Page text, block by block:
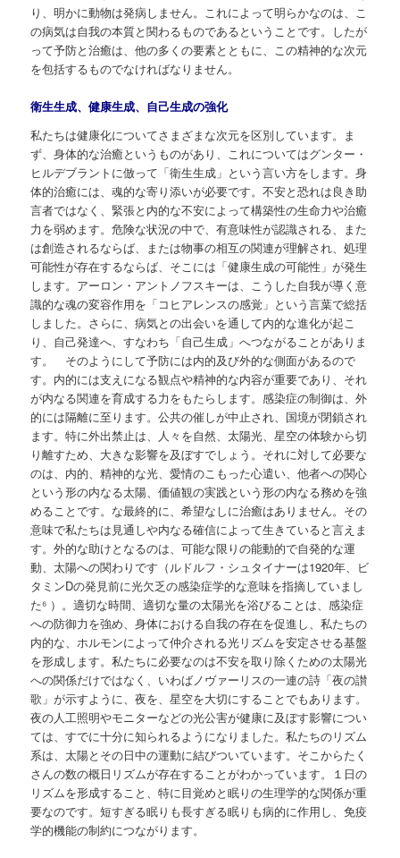
り、明かに動物は発病しません。これによって明らかなのは、こ
の病気は自我の本質と関わるものであるということです。したが
って予防と治癒は、他の多くの要素とともに、この精神的な次元
を包括するものでなければなりません。
衛生生成、健康生成、自己生成の強化
私たちは健康化についてさまざまな次元を区別しています。ま
ず、身体的な治癒というものがあり、これについてはグンター・
ヒルデブラントに倣って「衛生生成」という言い方をします。身
体的治癒には、魂的な寄り添いが必要です。不安と恐れは良き助
言者ではなく、緊張と内的な不安によって構築性の生命力や治癒
力を弱めます。危険な状況の中で、有意味性が認識される、また
は創造されるならば、または物事の相互の関連が理解され、処理
可能性が存在するならば、そこには「健康生成の可能性」が発生
します。アーロン・アントノフスキーは、こうした自我が導く意
識的な魂の変容作用を「コヒアレンスの感覚」という言葉で総括
しました。さらに、病気との出会いを通して内的な進化が起こ
り、自己発達へ、すなわち「自己生成」へつながることがありま
す。 そのようにして予防には内的及び外的な側面があるので
す。内的には支えになる観点や精神的な内容が重要であり、それ
が内なる関連を育成する力をもたらします。感染症の制御は、外
的には隔離に至ります。公共の催しが中止され、国境が閉鎖され
ます。特に外出禁止は、人々を自然、太陽光、星空の体験から切
り離すため、大きな影響を及ぼすでしょう。それに対して必要な
のは、内的、精神的な光、愛情のこもった心遣い、他者への関心
という形の内なる太陽、価値観の実践という形の内なる務めを強
めることです。な最終的に、希望なしに治癒はありません。その
意味で私たちは見通しや内なる確信によって生きていると言えま
す。外的な助けとなるのは、可能な限りの能動的で自発的な運
動、太陽への関わりです（ルドルフ・シュタイナーは1920年、ビ
タミンDの発見前に光欠乏の感染症学的な意味を指摘していまし
た⁶ ）。適切な時間、適切な量の太陽光を浴びることは、感染症
への防御力を強め、身体における自我の存在を促進し、私たちの
内的な、ホルモンによって仲介される光リズムを安定させる基盤
を形成します。私たちに必要なのは不安を取り除くための太陽光
への関係だけではなく、いわばノヴァーリスの一連の詩「夜の讃
歌」が示すように、夜を、星空を大切にすることでもあります。
夜の人工照明やモニターなどの光公害が健康に及ぼす影響につい
ては、すでに十分に知られるようになりました。私たちのリズム
系は、太陽とその日中の運動に結びついています。そこからたく
さんの数の概日リズムが存在することがわかっています。１日の
リズムを形成すること、特に目覚めと眠りの生理学的な関係が重
要なのです。短すぎる眠りも長すぎる眠りも病的に作用し、免疫
学的機能の制約につながります。